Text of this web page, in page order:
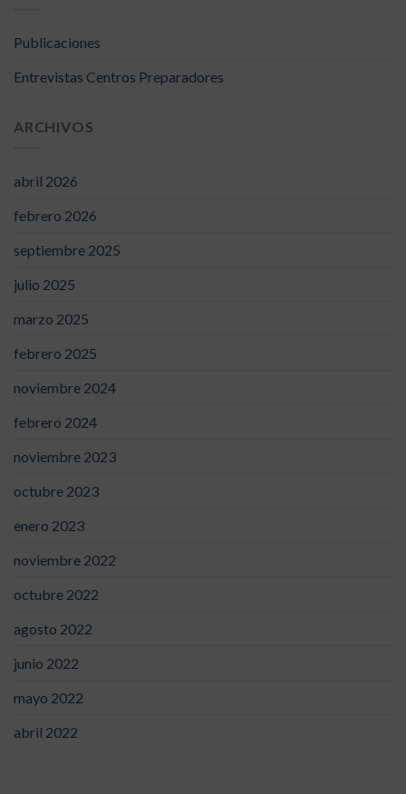
Publicaciones
Entrevistas Centros Preparadores
ARCHIVOS
abril 2026
febrero 2026
septiembre 2025
julio 2025
marzo 2025
febrero 2025
noviembre 2024
febrero 2024
noviembre 2023
octubre 2023
enero 2023
noviembre 2022
octubre 2022
agosto 2022
junio 2022
mayo 2022
abril 2022